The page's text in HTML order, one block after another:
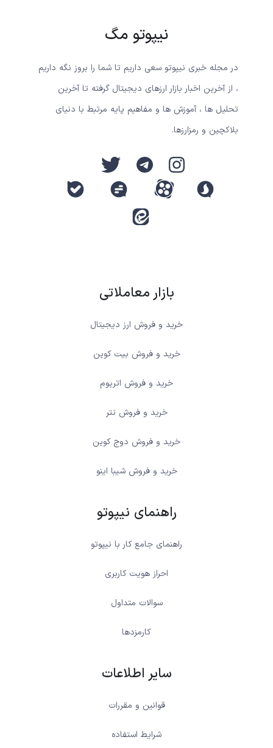
نیپوتو مگ
در مجله خبری نیپوتو سعی داریم تا شما را بروز نگه داریم
، از آخرین اخبار بازار ارزهای دیجیتال گرفته تا آخرین
تحلیل ها ، آموزش ها و مفاهیم پایه مرتبط با دنیای
بلاکچین و رمزارزها.
بازار معاملاتی
خرید و فروش ارز دیجیتال
خرید و فروش بیت کوین
خرید و فروش اتریوم
خرید و فروش تتر
خرید و فروش دوج کوین
خرید و فروش شیبا اینو
راهنمای نیپوتو
راهنمای جامع کار با نیپوتو
احراز هویت کاربری
سوالات متداول
کارمزدها
سایر اطلاعات
قوانین و مقررات
شرایط استفاده